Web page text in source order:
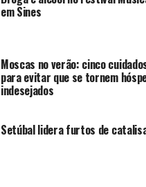
em Sines
Moscas no verão: cinco
para evitar que se tornem
indesejados
Setúbal lidera furtos de